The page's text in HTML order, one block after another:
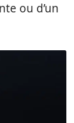
ou d’un